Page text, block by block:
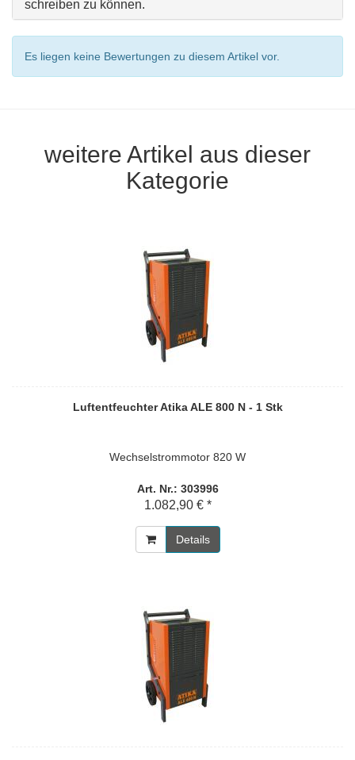
schreiben zu können.
Es liegen keine Bewertungen zu diesem Artikel vor.
weitere Artikel aus dieser
Kategorie
Luftentfeuchter Atika ALE 800 N - 1 Stk
Wechselstrommotor 820 W
Art. Nr.: 303996
1.082,90 € *
Details